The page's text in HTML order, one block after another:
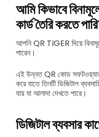
আমি কিভাবে
কার্ড তৈরি করতে
আপনি QR TIGER দিয়ে
পারেন।
এই উন্নত QR কোড
করে যাতে তিনটি ডিজিটাল
যায় যা আলাদা দেখতে পারে।
ডিজিটাল ব্যবসার